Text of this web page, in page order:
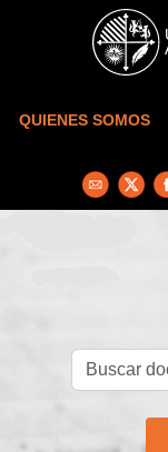
Skip to main content
QUIENES SOMOS